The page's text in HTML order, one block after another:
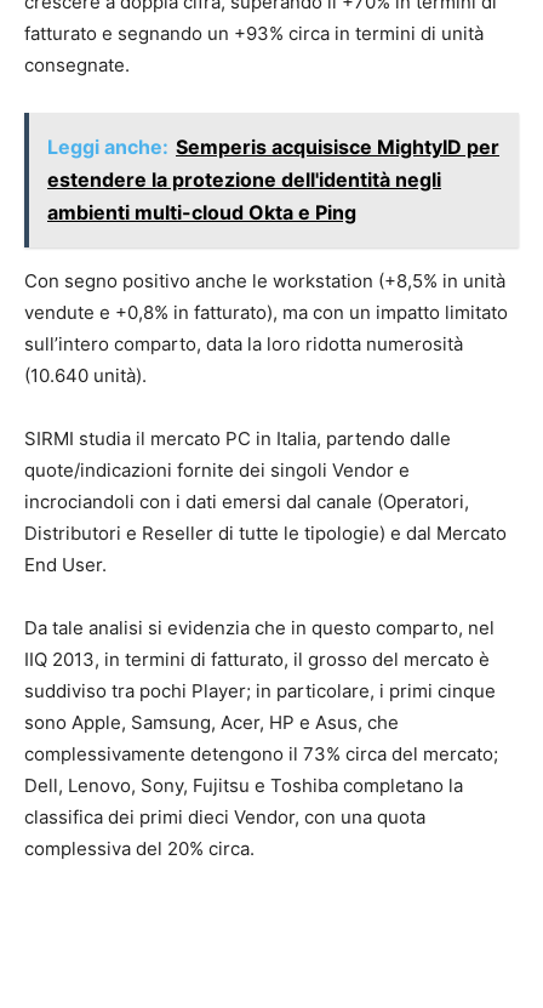
fatturato e segnando un +93% circa in termini di unità
consegnate.
Leggi anche: Semperis acquisisce MightyID per
estendere la protezione dell'identità negli
ambienti multi-cloud Okta e Ping
Con segno positivo anche le workstation (+8,5% in unità
vendute e +0,8% in fatturato), ma con un impatto limitato
sull’intero comparto, data la loro ridotta numerosità
(10.640 unità).
SIRMI studia il mercato PC in Italia, partendo dalle
quote/indicazioni fornite dei singoli Vendor e
incrociandoli con i dati emersi dal canale (Operatori,
Distributori e Reseller di tutte le tipologie) e dal Mercato
End User.
Da tale analisi si evidenzia che in questo comparto, nel
IIQ 2013, in termini di fatturato, il grosso del mercato è
suddiviso tra pochi Player; in particolare, i primi cinque
sono Apple, Samsung, Acer, HP e Asus, che
complessivamente detengono il 73% circa del mercato;
Dell, Lenovo, Sony, Fujitsu e Toshiba completano la
classifica dei primi dieci Vendor, con una quota
complessiva del 20% circa.